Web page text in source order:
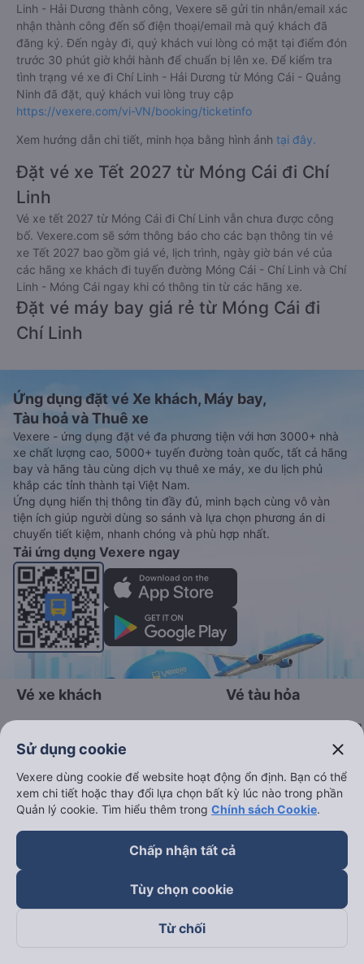
Linh - Hải Dương thành công, Vexere sẽ gửi tin nhắn/email xác
nhận thành công đến số điện thoại/email mà quý khách đã
đăng ký. Đến ngày đi, quý khách vui lòng có mặt tại điểm đón
trước 30 phút giờ khởi hành để chuẩn bị lên xe. Để kiểm tra
tình trạng vé xe đi Chí Linh - Hải Dương từ Móng Cái - Quảng
Ninh đã đặt, quý khách vui lòng truy cập
https://vexere.com/vi-VN/booking/ticketinfo
Xem hướng dẫn chi tiết, minh họa bằng hình ảnh tại đây.
Đặt vé xe Tết 2027 từ Móng Cái đi Chí
Linh
Vé xe tết 2027 từ Móng Cái đi Chí Linh vẫn chưa được công
bố. Vexere.com sẽ sớm thông báo cho các bạn thông tin vé
xe Tết 2027 bao gồm giá vé, lịch trình, ngày giờ bán vé của
các hãng xe khách đi tuyến đường Móng Cái - Chí Linh và Chí
Linh - Móng Cái ngay khi có thông tin từ các hãng xe.
Đặt vé máy bay giá rẻ từ Móng Cái đi
Chí Linh
Ứng dụng đặt vé Xe khách, Máy bay,
Tàu hoả và Thuê xe
Vexere - ứng dụng đặt vé đa phương tiện với hơn 3000+ nhà
xe chất lượng cao, 5000+ tuyến đường toàn quốc, tất cả hãng
bay và hãng tàu cùng dịch vụ thuê xe máy, xe du lịch phủ
khắp các tỉnh thành tại Việt Nam.
Ứng dụng hiển thị thông tin đầy đủ, minh bạch cùng vô vàn
tiện ích giúp người dùng so sánh và lựa chọn phương án di
chuyển tiết kiệm, nhanh chóng và phù hợp nhất.
Tải ứng dụng Vexere ngay
Vé xe khách
Xe đi Vũng Tàu từ Sài Gòn
Xe đi Nha Trang từ Sài Gòn
Xe đi Đà Lạt từ Sài Gòn
Xe đi Sapa từ Hà Nội
Xe đi Hải Phòng từ Hà Nội
Vé tàu hỏa
Vé tàu Sài Gòn Nha Trang
Vé tàu Sài Gòn Phan Thiết
Vé tàu Sài Gòn Đà Nẵng
Vé tàu Sài Gòn Hà Nội
Vé tàu Nha Trang Đà
Vé tàu Đà Nẵng Huế
Sử dụng cookie close
Vexere dùng cookie để website hoạt động ổn định. Bạn có thể
xem chi tiết hoặc thay đổi lựa chọn bất kỳ lúc nào trong phần
Quản lý cookie. Tìm hiểu thêm trong Chính sách Cookie.
Chấp nhận tất cả
Tùy chọn cookie
Từ chối